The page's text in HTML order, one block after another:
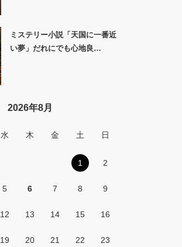
ミステリー小説「天国に一番近
い夢」だれにでも心地良…
2026年8月
水 木 金 土 日
1 2
5 6 7 8 9
12 13 14 15 16
19 20 21 22 23